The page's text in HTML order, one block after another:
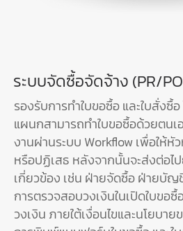
ระบบจัดซื้อจัดจ้าง (PR/
รองรับการทำใบขอซื้อ และใบสั่งซื้
แผนกสามารถทำใบขอซื้อด้วยตนเ
งานผ่านระบบ Workflow เพื่อให้
หรือปฏิเสธ หลังจากนั้นจะส่งต่อไ
เกี่ยวข้อง เช่น ฝ่ายจัดซื้อ ฝ่ายบัญ
การตรวจสอบวงเงินในเปิดใบขอ
วงเงิน ภายใต้เงื่อนไขและนโยบา